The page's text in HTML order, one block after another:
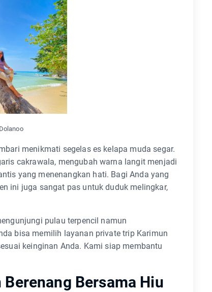
menikmati segelas es kelapa muda segar.
cakrawala, mengubah warna langit menjadi
yang menenangkan hati. Bagi Anda yang
ini juga sangat pas untuk duduk melingkar,
pulau terpencil namun
bisa memilih layanan private trip Karimun
keinginan Anda. Kami siap membantu
Bersama Hiu